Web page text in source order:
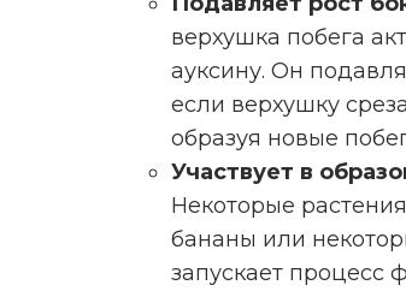
верхушка побега
ауксину. Он
если верхушку
образуя новые
Участвует в
Некоторые
бананы или
запускает процесс